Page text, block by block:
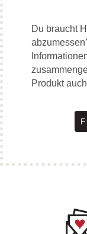
Du braucht
Produkt